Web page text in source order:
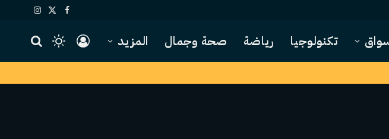
فيسبوك
X
الانستغرام
تكنولوجيا رياضة صحة وجمال المزيد